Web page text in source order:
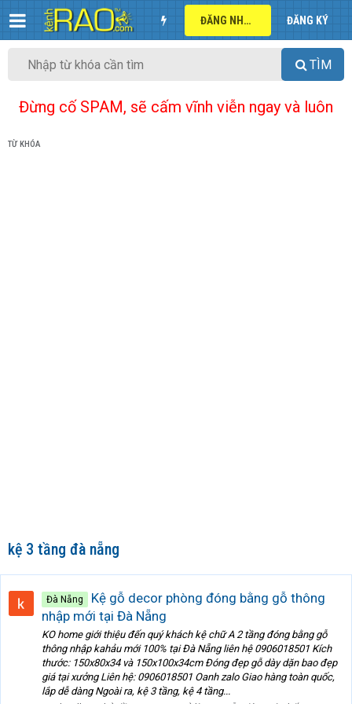
ĐĂNG NHẬP ĐĂNG KÝ
TÌM
Đừng cố SPAM, sẽ cấm vĩnh viễn ngay và luôn
TỪ KHÓA
kệ 3 tầng đà nẵng
Đà Nẵng
Kệ gỗ decor phòng đóng bằng gỗ thông
nhập mới tại Đà Nẵng
KO home giới thiệu đến quý khách kệ chữ A 2 tầng đóng bằng gỗ
thông nhập kahảu mới 100% tại Đà Nẵng liên hệ 0906018501 Kích
thước: 150x80x34 và 150x100x34cm Đóng đẹp gỗ dày dặn bao đẹp
giá tại xưởng Liên hệ: 0906018501 Oanh zalo Giao hàng toàn quốc,
lắp dễ dàng Ngoài ra, kệ 3 tầng, kệ 4 tầng...